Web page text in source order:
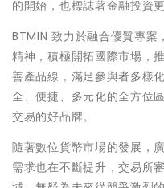
的開始，也標誌著金融投資
BTMIN 致力於融合優質專
精神，積極開拓國際市場，
善產品線，滿足參與者多樣
全、便捷、多元化的全方位
交易的好品牌。
隨著數位貨幣市場的發展，
需求也在不斷提升，交易所